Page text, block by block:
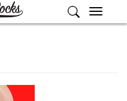
Меню